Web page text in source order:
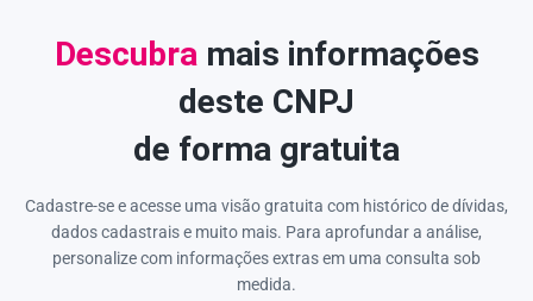
Descubra mais informações
deste CNPJ
de forma gratuita
Cadastre-se e acesse uma visão gratuita com histórico de dívidas,
dados cadastrais e muito mais. Para aprofundar a análise,
personalize com informações extras em uma consulta sob
medida.